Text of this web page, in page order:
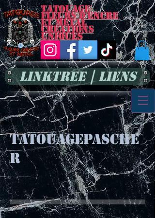
Tatouage
Fleurs d'encre
et métal
Créations
uniques
LinkTree | Liens
tatouagepasche
r